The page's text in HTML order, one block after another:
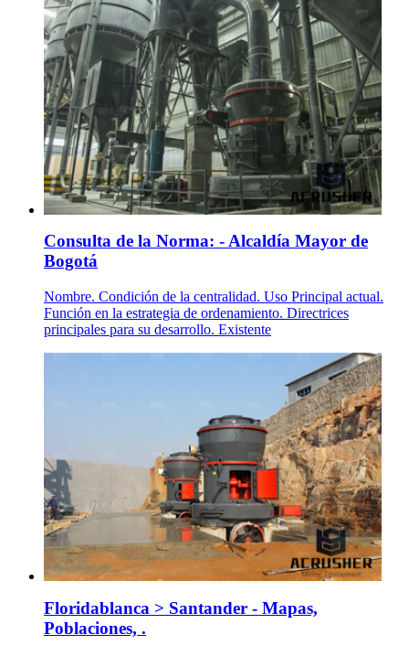
Consulta de la Norma: - Alcaldía Mayor de
Bogotá
Nombre. Condición de la centralidad. Uso Principal actual.
Función en la estrategia de ordenamiento. Directrices
principales para su desarrollo. Existente
Floridablanca > Santander - Mapas,
Poblaciones, .